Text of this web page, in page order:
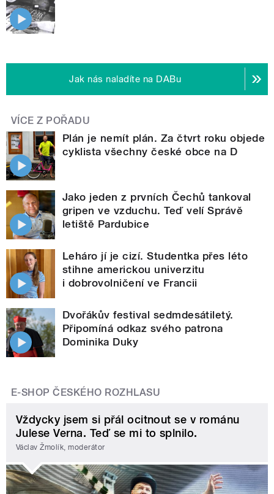
Jak nás naladíte na DABu
VÍCE Z POŘADU
Plán je nemít plán. Za čtvrt roku objede
cyklista všechny české obce na D
Jako jeden z prvních Čechů tankoval
gripen ve vzduchu. Teď velí Správě
letiště Pardubice
Leháro jí je cizí. Studentka přes léto
stihne americkou univerzitu
i dobrovolničení ve Francii
Dvořákův festival sedmdesátiletý.
Připomíná odkaz svého patrona
Dominika Duky
E-SHOP ČESKÉHO ROZHLASU
Vždycky jsem si přál ocitnout se v románu
Julese Verna. Teď se mi to splnilo.
Václav Žmolík, moderátor